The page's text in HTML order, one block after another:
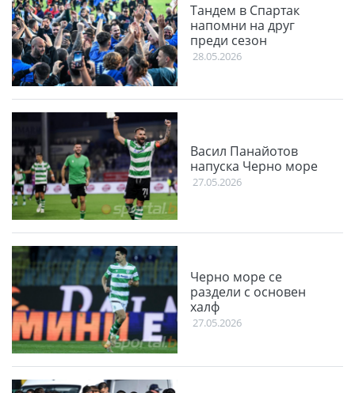
Тандем в Спартак
напомни на друг
преди сезон
28.05.2026
Васил Панайотов
напуска Черно море
27.05.2026
Черно море се
раздели с основен
халф
27.05.2026